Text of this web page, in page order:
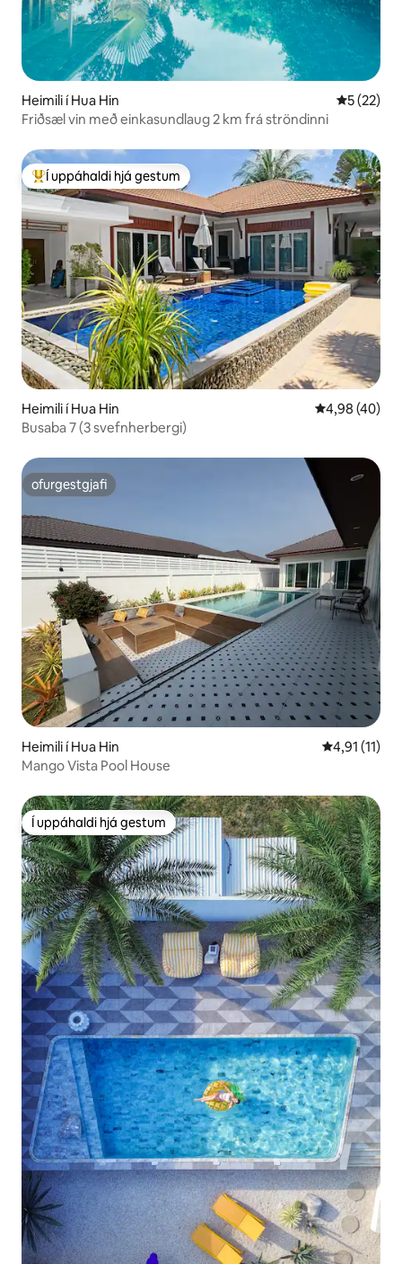
Heimili í Hua Hin 5 af 5 í
5 (22)
Friðsæl vin með einkasundlaug 2 km frá ströndinni
Í mestu uppáhaldi hjá gestum
Í uppáhaldi hjá gestum
Heimili í Hua Hin 4,98 af 5 í
4,98 (40)
Busaba 7 (3 svefnherbergi)
ofurgestgjafi
ofurgestgjafi
Heimili í Hua Hin 4,91 af 5 í
4,91 (11)
Mango Vista Pool House
Í uppáhaldi hjá gestum
Í uppáhaldi hjá gestum